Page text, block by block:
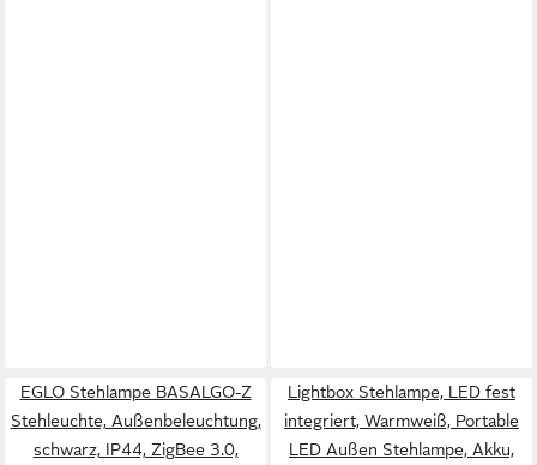
EGLO Stehlampe BASALGO-Z
Stehleuchte, Außenbeleuchtung,
schwarz, IP44, ZigBee 3.0,
Lightbox Stehlampe, LED fest
integriert, Warmweiß, Portable
LED Außen Stehlampe, Akku,